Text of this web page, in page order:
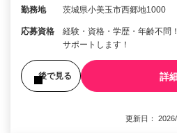
勤務地 茨城県小美玉市西郷地1000
応募資格
経験・資格・学歴・年齢不
サポートします！
後で見る 詳
更新日：